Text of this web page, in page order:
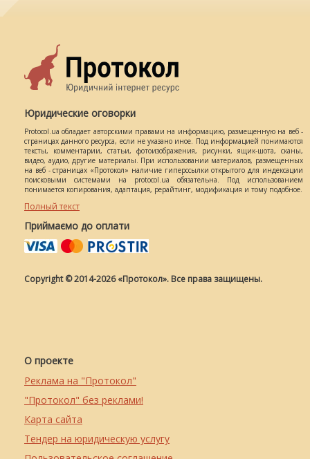
Юридические оговорки
Protocol.ua обладает авторскими правами на информацию, размещенную на веб -
страницах данного ресурса, если не указано иное. Под информацией понимаются
тексты, комментарии, статьи, фотоизображения, рисунки, ящик-шота, сканы,
видео, аудио, другие материалы. При использовании материалов, размещенных
на веб - страницах «Протокол» наличие гиперссылки открытого для индексации
поисковыми системами на protocol.ua обязательна. Под использованием
понимается копирования, адаптация, рерайтинг, модификация и тому подобное.
Полный текст
Приймаємо до оплати
Copyright © 2014-2026 «Протокол». Все права защищены.
О проекте
Реклама на "Протокол"
"Протокол" без реклами!
Карта сайта
Тендер на юридическую услугу